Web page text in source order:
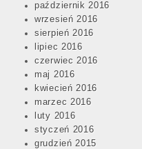
październik 2016
wrzesień 2016
sierpień 2016
lipiec 2016
czerwiec 2016
maj 2016
kwiecień 2016
marzec 2016
luty 2016
styczeń 2016
grudzień 2015